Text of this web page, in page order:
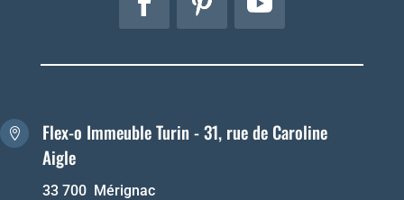

Flex-o Immeuble Turin - 31, rue de Caroline
Aigle
33 700 Mérignac